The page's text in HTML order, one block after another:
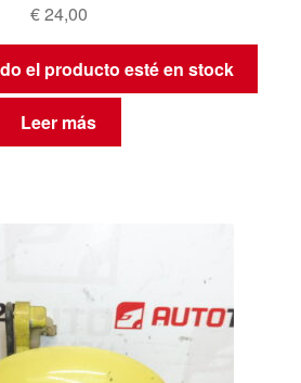
€24,00
el producto esté en stock
Leer más